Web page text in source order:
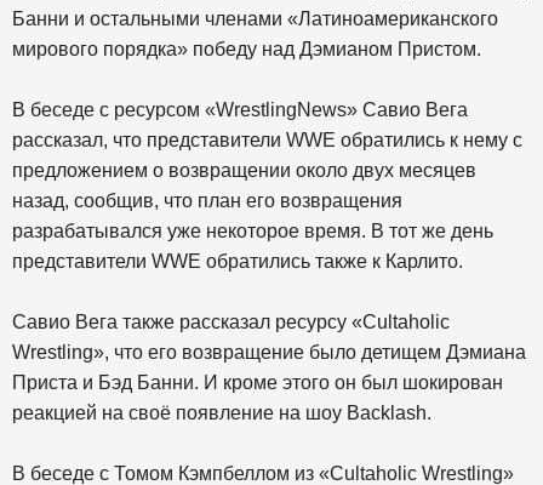
Банни и остальными членами «Латиноамериканского
мирового порядка» победу над Дэмианом Пристом.
В беседе с ресурсом «WrestlingNews» Савио Вега
рассказал, что представители WWE обратились к нему с
предложением о возвращении около двух месяцев
назад, сообщив, что план его возвращения
разрабатывался уже некоторое время. В тот же день
представители WWE обратились также к Карлито.
Савио Вега также рассказал ресурсу «Cultaholic
Wrestling», что его возвращение было детищем Дэмиана
Приста и Бэд Банни. И кроме этого он был шокирован
реакцией на своё появление на шоу Backlash.
В беседе с Томом Кэмпбеллом из «Cultaholic Wrestling»